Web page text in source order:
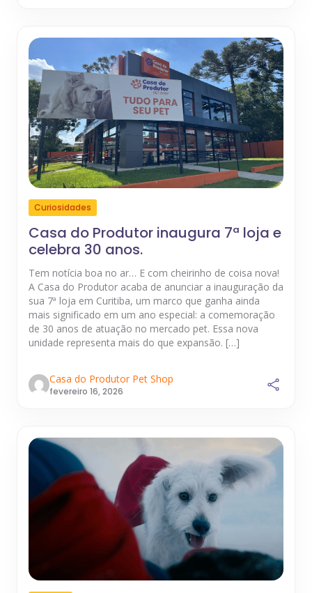
Curiosidades
Casa do Produtor inaugura 7ª loja e
celebra 30 anos.
Tem notícia boa no ar… E com cheirinho de coisa nova!
A Casa do Produtor acaba de anunciar a inauguração da
sua 7ª loja em Curitiba, um marco que ganha ainda
mais significado em um ano especial: a comemoração
de 30 anos de atuação no mercado pet. Essa nova
unidade representa mais do que expansão. […]
Casa do Produtor Pet Shop
fevereiro 16, 2026